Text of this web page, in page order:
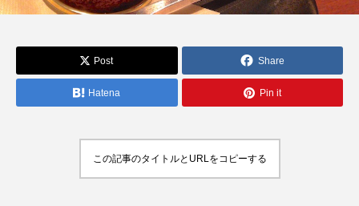
Post Share
Hatena Pin it
この記事のタイトルとURLをコピーする